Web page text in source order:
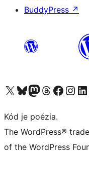
BuddyPress ↗
Navštívte náš účet na X (predtým Twitter)
Navštívte náš účet na platforme Bluesky
Navštívte náš účet na
Navštívte náš účet na platforme Threads
Navštívte našu
Navštívte
Kód je poézia.
The WordPress®
of the WordPress